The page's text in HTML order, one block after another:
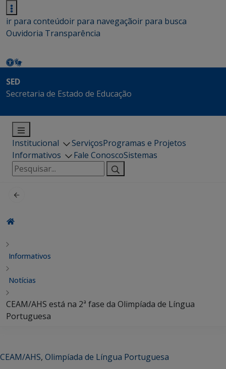
ir para conteúdoir para navegaçãoir para busca
Ouvidoria Transparência
SED
Secretaria de Estado de Educação
Institucional ServiçosProgramas e Projetos
Informativos
Fale ConoscoSistemas
Pesquisar
por:
Informativos
Notícias
CEAM/AHS está na 2ª fase da Olimpíada de Língua
Portuguesa
CEAM/AHS, Olimpíada de Língua Portuguesa